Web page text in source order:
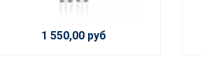
1 550,00 руб